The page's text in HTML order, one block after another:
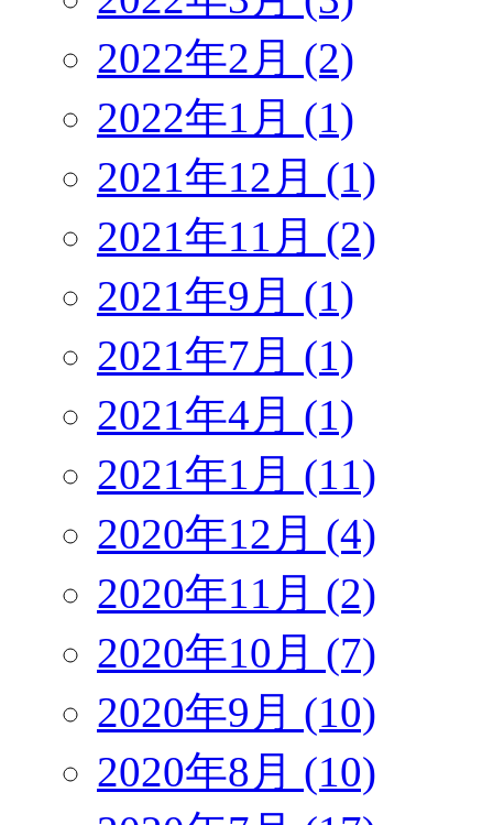
2022年2月 (2)
2022年1月 (1)
2021年12月 (1)
2021年11月 (2)
2021年9月 (1)
2021年7月 (1)
2021年4月 (1)
2021年1月 (11)
2020年12月 (4)
2020年11月 (2)
2020年10月 (7)
2020年9月 (10)
2020年8月 (10)